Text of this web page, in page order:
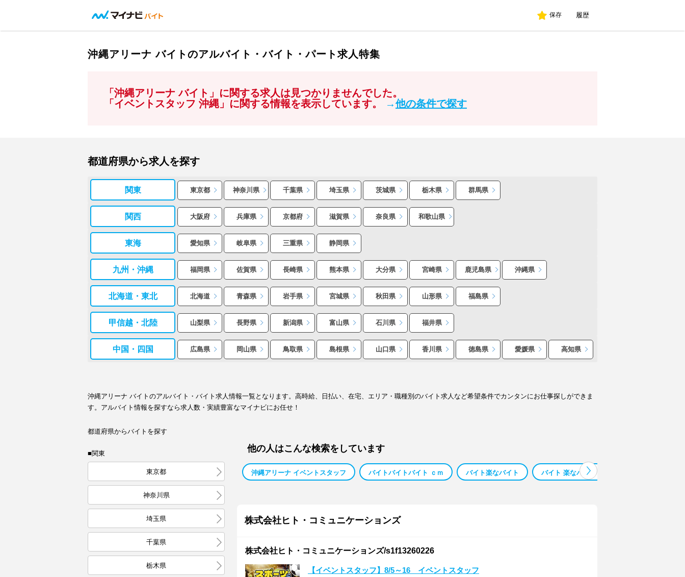
保存 履歴
沖縄アリーナ バイトのアルバイト・バイト・パート求人特集
「沖縄アリーナ バイト」に関する求人は見つかりませんでした。
「イベントスタッフ 沖縄」に関する情報を表示しています。
→他の条件で探す
都道府県から求人を探す
関東 東京都 神奈川県 千葉県 埼玉県 茨城県 栃木県 群馬県
関西 大阪府 兵庫県 京都府 滋賀県 奈良県 和歌山県
東海 愛知県 岐阜県 三重県 静岡県
九州・沖縄 福岡県 佐賀県 長崎県 熊本県 大分県 宮崎県 鹿児島県 沖縄県
北海道・東北 北海道 青森県 岩手県 宮城県 秋田県 山形県 福島県
甲信越・北陸 山梨県 長野県 新潟県 富山県 石川県 福井県
中国・四国 広島県 岡山県 鳥取県 島根県 山口県 香川県 徳島県 愛媛県 高知県
沖縄アリーナ バイトのアルバイト・バイト求人情報一覧となります。高時給、日払い、在宅、エリア・職種別のバイト求人など希望条件でカンタンにお仕事探しができま
す。アルバイト情報を探すなら求人数・実績豊富なマイナビにお任せ！
都道府県からバイトを探す
■関東
東京都
神奈川県
埼玉県
千葉県
栃木県
他の人はこんな検索をしています
沖縄アリーナ イベントスタッフ バイトバイトバイト ｃｍ バイト楽なバイト バイト 楽なバイト
株式会社ヒト・コミュニケーションズ
株式会社ヒト・コミュニケーションズ/s1f13260226
【イベントスタッフ】8/5～16 イベントスタッフ